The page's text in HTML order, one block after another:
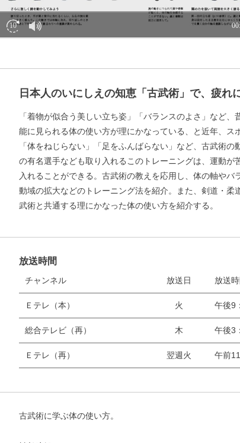
日本人のいにしえの知恵「古武術」で、疲れ
「着物が似合う美しい立ち姿」「バランスのよさ」など
能に見られる体の使い方が理にかなっている、と近年、ス
「体をねじらない」「足をふんばらない」など、古武術
の有名選手なども取り入れるこのトレーニングは、運動が
入れることができる。古武術の教えを応用し、体の軸や
動域の拡大などのトレーニング法を紹介。また、剣道・柔
武術と共通する理にかなった体の使い方を紹介する。
放送時間
チャンネル 放送日 放送
Ｅテレ（本） 火 午後9
総合テレビ（再） 木 午後3
Ｅテレ（再） 翌週火 午前
古武術に学ぶ体の使い方。